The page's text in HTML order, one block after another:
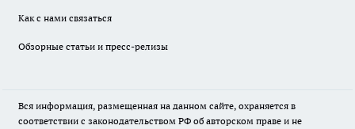
Как с нами связаться
Обзорные статьи и пресс-релизы
Вся информация, размещенная на данном сайте, охраняется в
соответствии с законодательством РФ об авторском праве и не